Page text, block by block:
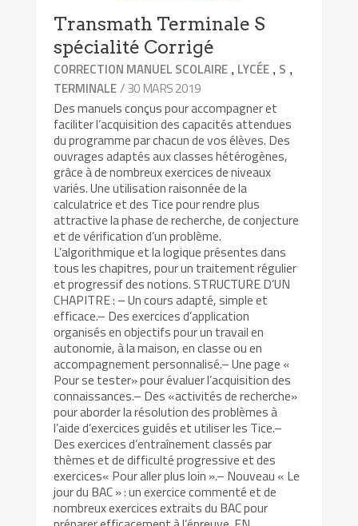
Transmath Terminale S
spécialité Corrigé
CORRECTION MANUEL SCOLAIRE , LYCÉE , S ,
TERMINALE/ 30 MARS 2019
Des manuels conçus pour accompagner et
faciliter l’acquisition des capacités attendues
du programme par chacun de vos élèves. Des
ouvrages adaptés aux classes hétérogènes,
grâce à de nombreux exercices de niveaux
variés. Une utilisation raisonnée de la
calculatrice et des Tice pour rendre plus
attractive la phase de recherche, de conjecture
et de vérification d’un problème.
L’algorithmique et la logique présentes dans
tous les chapitres, pour un traitement régulier
et progressif des notions. STRUCTURE D’UN
CHAPITRE : – Un cours adapté, simple et
efficace.– Des exercices d’application
organisés en objectifs pour un travail en
autonomie, à la maison, en classe ou en
accompagnement personnalisé.– Une page «
Pour se tester» pour évaluer l’acquisition des
connaissances.– Des «activités de recherche»
pour aborder la résolution des problèmes à
l’aide d’exercices guidés et utiliser les Tice.–
Des exercices d’entraînement classés par
thèmes et de difficulté progressive et des
exercices« Pour aller plus loin ».– Nouveau « Le
jour du BAC » : un exercice commenté et de
nombreux exercices extraits du BAC pour